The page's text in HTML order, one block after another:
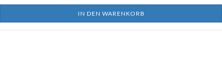
IN DEN WARENKORB